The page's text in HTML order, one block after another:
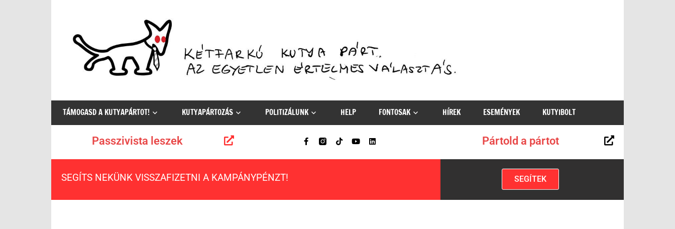
egyetlen
értelmes
választás
TÁMOGASD A KUTYAPÁRTOT! KUTYAPÁRTOZÁS POLITIZÁLUNK HELP FONTOSAK HÍREK ESEMÉNYEK KUTYIBOLT
Passzivista leszek Pártold a pártot
SEGÍTS NEKÜNK VISSZAFIZETNI A KAMPÁNYPÉNZT! SEGÍTEK